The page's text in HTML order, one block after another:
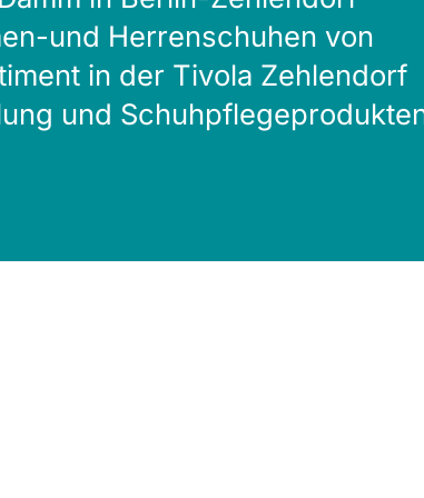
und Herrenschuhen von
in der Tivola Zehlendorf
und